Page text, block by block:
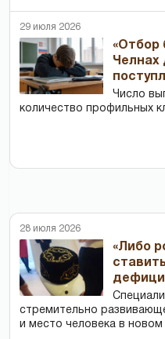
29 июля 2026
«Отбор
Челнах
Число
количество профильных
28 июля 2026
«Либо
стремительно
и место человека в